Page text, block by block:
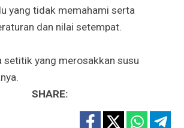
yang tidak memahami serta
dan nilai setempat.
setitik yang merosakkan susu
SHARE: